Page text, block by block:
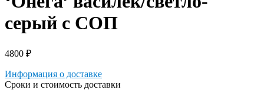
серый с СОП
4800 ₽
Информация о доставке
Сроки и стоимость доставки